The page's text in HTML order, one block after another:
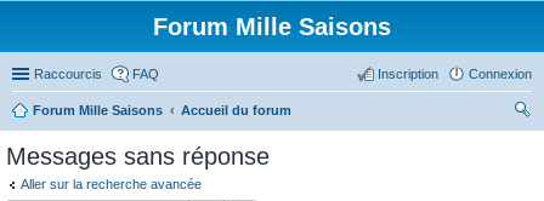
Forum Mille Saisons
Raccourcis FAQ Connexion
Inscription
Forum Mille Saisons
Accueil du forum
Messages sans réponse
Aller sur la recherche avancée